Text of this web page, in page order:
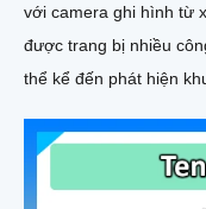
với camera ghi hình từ xa dễ dàng. Cấp
được trang bị nhiều
thể kể đến phát hiện